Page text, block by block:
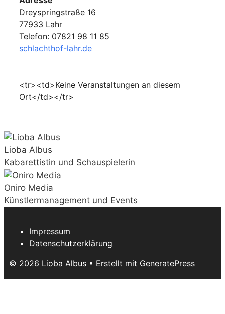
Dreyspringstraße 16
77933 Lahr
Telefon: 07821 98 11 85
schlachthof-lahr.de
<tr><td>Keine Veranstaltungen an diesem
Ort</td></tr>
Lioba Albus
Kabarettistin und Schauspielerin
Oniro Media
Künstlermanagement und Events
Impressum
Datenschutzerklärung
© 2026 Lioba Albus • Erstellt mit GeneratePress